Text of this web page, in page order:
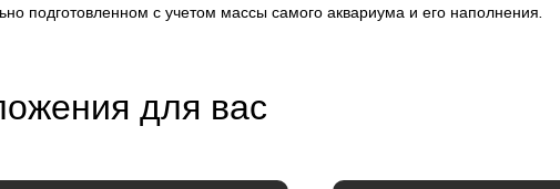
подготовленном с учетом массы самого аквариума и его наполнения
для вас